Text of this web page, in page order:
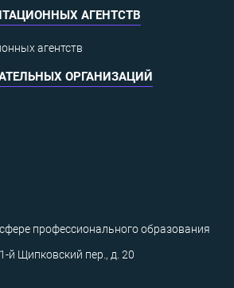
АГЕНТСТВ
агентств
ОРГАНИЗАЦИЙ
профессионального образования
й Щипковский пер., д. 20